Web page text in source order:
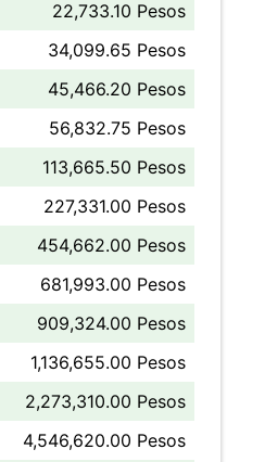
22,733.10 Pesos
34,099.65 Pesos
45,466.20 Pesos
56,832.75 Pesos
113,665.50 Pesos
227,331.00 Pesos
454,662.00 Pesos
681,993.00 Pesos
909,324.00 Pesos
1,136,655.00 Pesos
2,273,310.00 Pesos
4,546,620.00 Pesos